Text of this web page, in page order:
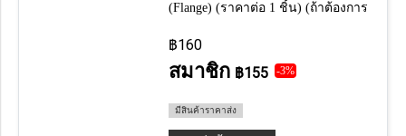
(Flange) (ราคาต่อ 1 ชิ้น) (ถ้าต้องการ
฿160
สมาชิก ฿155 -3%
มีสินค้าราคาส่ง